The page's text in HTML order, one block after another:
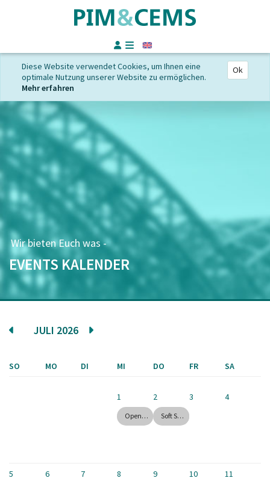
Diese Website verwendet Cookies, um Ihnen eine
optimale Nutzung unserer Website zu ermöglichen.
Mehr erfahren
Ok
Wir bieten Euch was -
EVENTS KALENDER
JULI 2026
SO MO DI MI DO FR SA
1
Open House July
2
Soft Skills & Rooftop BBQ with McKinsey
3 4
5 6 7 8 9 10 11